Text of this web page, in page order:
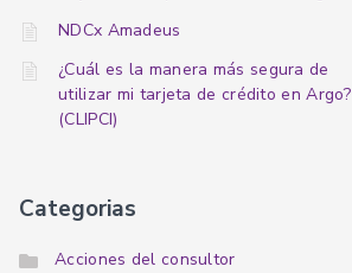
NDCx Amadeus
¿Cuál es la manera más segura de
utilizar mi tarjeta de crédito en Argo?
(CLIPCI)
Categorias
Acciones del consultor